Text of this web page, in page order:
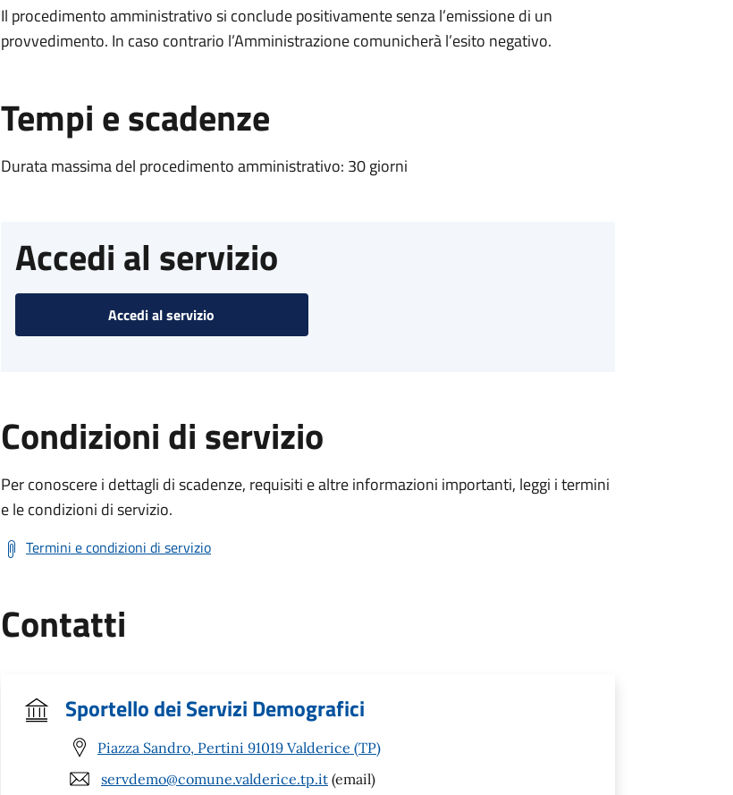
Il procedimento amministrativo si conclude positivamente senza l’emissione di un
provvedimento. In caso contrario l’Amministrazione comunicherà l’esito negativo.
Tempi e scadenze
Durata massima del procedimento amministrativo: 30 giorni
Accedi al servizio
Accedi al servizio
Condizioni di servizio
Per conoscere i dettagli di scadenze, requisiti e altre informazioni importanti, leggi i termini
e le condizioni di servizio.
Termini e condizioni di servizio
Contatti
Sportello dei Servizi Demografici
Piazza Sandro, Pertini 91019 Valderice (TP)
servdemo@comune.valderice.tp.it (email)